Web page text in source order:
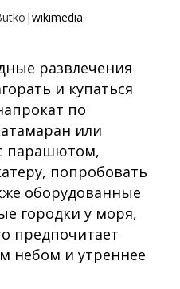
|wikimedia
развлечения
и купаться
по
или
парашютом,
попробовать
оборудованные
городки у моря,
предпочитает
небом и утреннее